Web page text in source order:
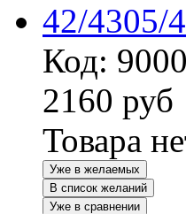
Код:
2160 руб
Товара
Уже в желаемых
В список желаний
Уже в сравнении